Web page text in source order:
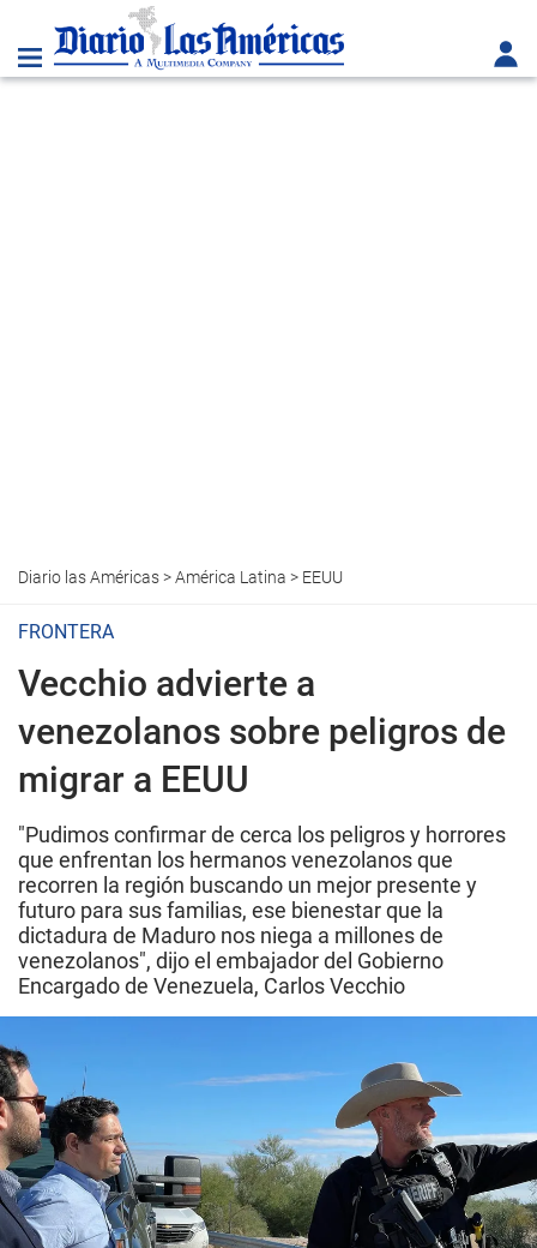
Diario las Américas>América Latina > EEUU
FRONTERA
Vecchio advierte a
venezolanos sobre peligros de
migrar a EEUU
"Pudimos confirmar de cerca los peligros y horrores
que enfrentan los hermanos venezolanos que
recorren la región buscando un mejor presente y
futuro para sus familias, ese bienestar que la
dictadura de Maduro nos niega a millones de
venezolanos", dijo el embajador del Gobierno
Encargado de Venezuela, Carlos Vecchio